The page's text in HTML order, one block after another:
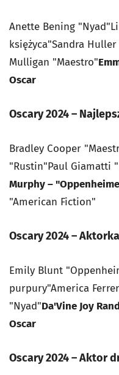
Anette Bening
księżyca"Sandra
Mulligan "Maestro"
Oscar
Oscary 2024 –
Bradley Cooper
"Rustin"Paul Giamatti
Murphy –
"American Fiction"
Oscary 2024 –
Emily Blunt
purpury"America
"Nyad"Da'Vine Joy
Oscar
Oscary 2024 – Aktor